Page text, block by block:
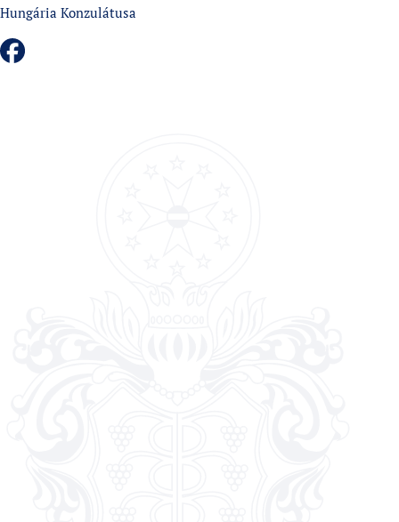
Hungária Konzulátusa